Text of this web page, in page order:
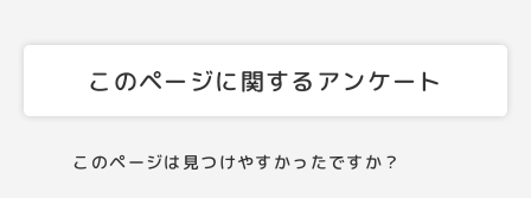
このページに関するアンケート
このページは見つけやすかったですか？